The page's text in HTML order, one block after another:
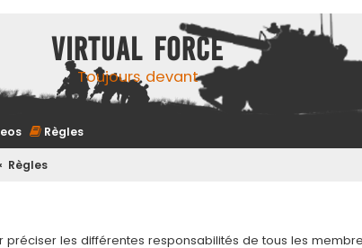
Virtual Force
Toujours devant
Règles
Règles
les différentes responsabilités de tous les